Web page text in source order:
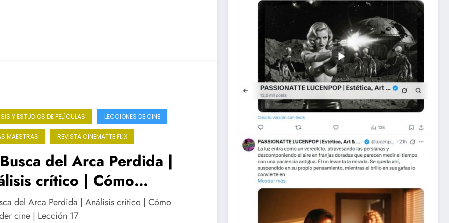
Y ESTUDIOS DE PELÍCULAS LECCIONES DE CINE
MAESTRAS REVISTA CINEMATTE FLIX
del Arca Perdida |
crítico | Cómo
cine
del Arca Perdida | Análisis crítico | Cómo
cine | Lección 17